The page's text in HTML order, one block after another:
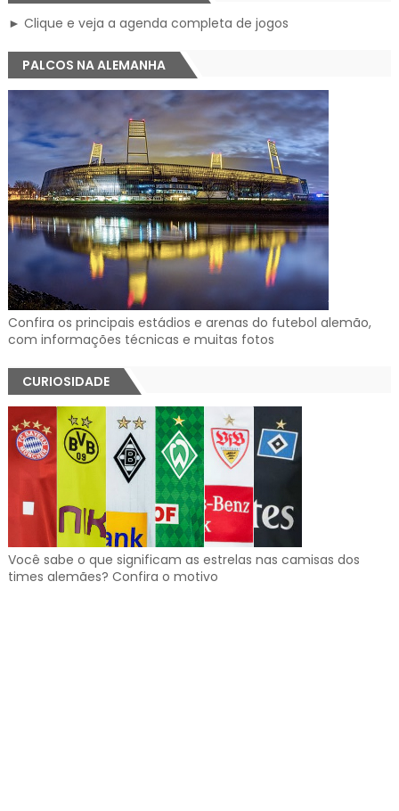
► Clique e veja a agenda completa de jogos
PALCOS NA ALEMANHA
Confira os principais estádios e arenas do futebol alemão,
com informações técnicas e muitas fotos
CURIOSIDADE
Você sabe o que significam as estrelas nas camisas dos
times alemães? Confira o motivo